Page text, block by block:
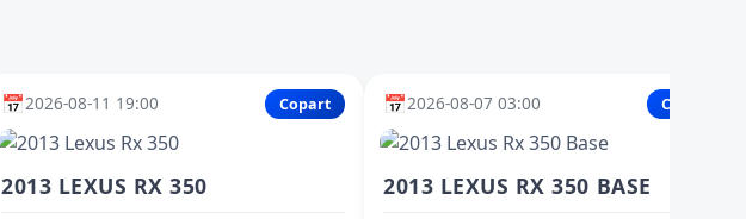
📅2026-08-11 19:00 Copart
2013 LEXUS RX 350
📅2026-08-07 03:00 Copart
2013 LEXUS RX 350 BASE